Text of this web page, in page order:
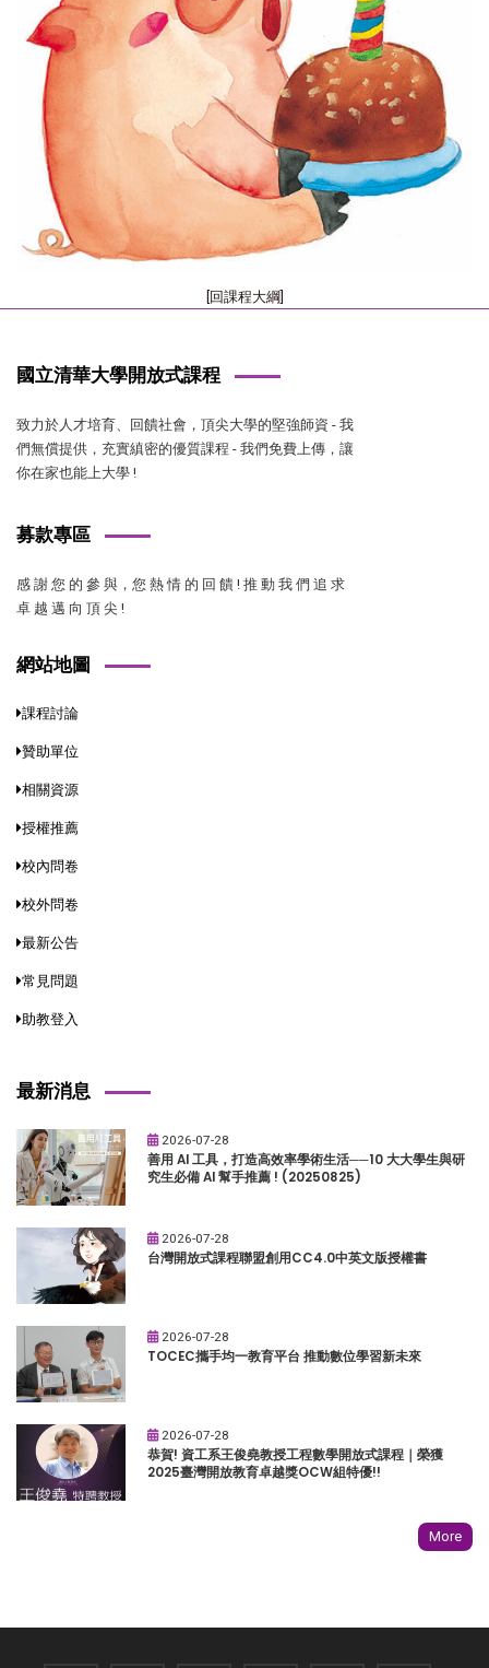
[回課程大綱]
國立清華大學開放式課程
致力於人才培育、回饋社會，頂尖大學的堅強師資 - 我
們無償提供，充實縝密的優質課程 - 我們免費上傳，讓
你在家也能上大學 !
募款專區
感 謝 您 的 參 與，您 熱 情 的 回 饋 ! 推 動 我 們 追 求
卓 越 邁 向 頂 尖 !
網站地圖
課程討論
贊助單位
相關資源
授權推薦
校內問卷
校外問卷
最新公告
常見問題
助教登入
最新消息
2026-07-28
善用 AI 工具，打造高效率學術生活──10 大大學生與研
究生必備 AI 幫手推薦 ! (20250825)
2026-07-28
台灣開放式課程聯盟創用CC4.0中英文版授權書
2026-07-28
TOCEC攜手均一教育平台 推動數位學習新未來
2026-07-28
恭賀! 資工系王俊堯教授工程數學開放式課程｜榮獲
2025臺灣開放教育卓越獎OCW組特優!!
More